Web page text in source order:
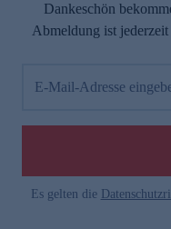
Dankeschön
Abmeldung ist
E-Mail-Adresse
Es gelten die